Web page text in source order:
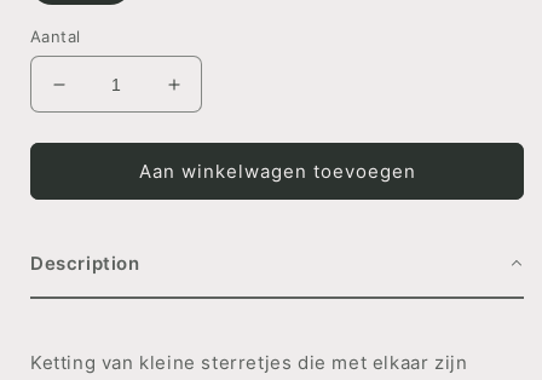
Aantal
Aantal
verlagen
voor
KETTING
Chained
Aantal
verhogen
voor
KETTING
Chained
Aan winkelwagen toevoegen
Description
Ketting van kleine sterretjes die met elkaar zijn